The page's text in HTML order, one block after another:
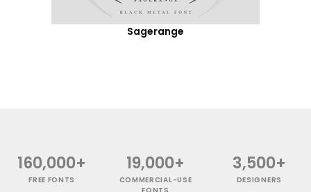
Sagerange
160,000+
FREE FONTS
19,000+
COMMERCIAL-USE
3,500+
DESIGNERS